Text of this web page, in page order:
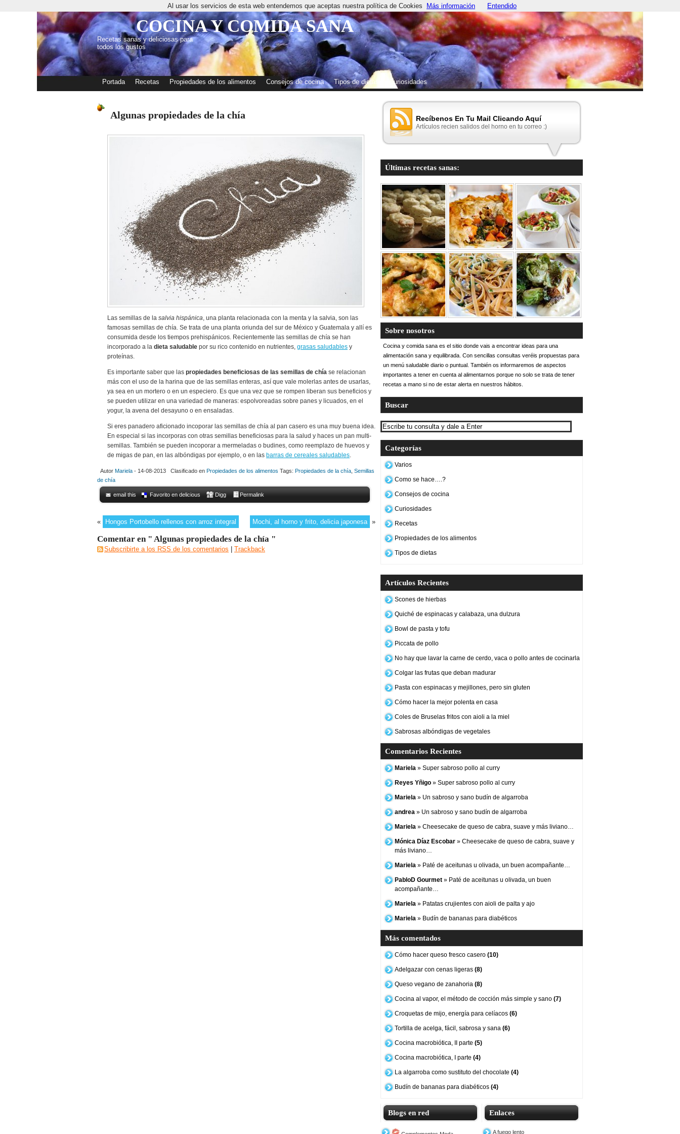
COCINA Y COMIDA SANA
Recetas sanas y deliciosas para
todos los gustos
Portada Recetas Propiedades de los alimentos Consejos de cocina Tipos de dietas Curiosidades
Algunas propiedades de la chía
Las semillas de la salvia hispánica, una planta relacionada con la menta y la salvia, son las
famosas semillas de chía. Se trata de una planta oriunda del sur de México y Guatemala y allí es
consumida desde los tiempos prehispánicos. Recientemente las semillas de chía se han
incorporado a la dieta saludable por su rico contenido en nutrientes, grasas saludables y
proteínas.
Es importante saber que las propiedades beneficiosas de las semillas de chía se relacionan
más con el uso de la harina que de las semillas enteras, así que vale molerlas antes de usarlas,
ya sea en un mortero o en un especiero. Es que una vez que se rompen liberan sus beneficios y
se pueden utilizar en una variedad de maneras: espolvoreadas sobre panes y licuados, en el
yogur, la avena del desayuno o en ensaladas.
Si eres panadero aficionado incoporar las semillas de chía al pan casero es una muy buena idea.
En especial si las incorporas con otras semillas beneficiosas para la salud y haces un pan multi-
semillas. También se pueden incoporar a mermeladas o budines, como reemplazo de huevos y
de migas de pan, en las albóndigas por ejemplo, o en las barras de cereales saludables.
Autor Mariela - 14-08-2013 Clasificado en Propiedades de los alimentos Tags: Propiedades de la chía Semillas
de chía
email this Favorito en delicious Digg Permalink
« Hongos Portobello rellenos con arroz integral Mochi, al horno y frito, delicia japonesa »
Comentar en " Algunas propiedades de la chía "
Subscribirte a los RSS de los comentarios Trackback
Recíbenos En Tu Mail Clicando Aquí
Artículos recien salidos del horno en tu correo :)
Últimas recetas sanas:
Sobre nosotros
Cocina y comida sana es el sitio donde vais a encontrar ideas para una
alimentación sana y equilibrada. Con sencillas consultas veréis propuestas para
un menú saludable diario o puntual. También os informaremos de aspectos
importantes a tener en cuenta al alimentarnos porque no solo se trata de tener
recetas a mano si no de estar alerta en nuestros hábitos.
Buscar
Categorías
Varios
Como se hace….?
Consejos de cocina
Curiosidades
Recetas
Propiedades de los alimentos
Tipos de dietas
Artículos Recientes
Scones de hierbas
Quiché de espinacas y calabaza, una dulzura
Bowl de pasta y tofu
Piccata de pollo
No hay que lavar la carne de cerdo, vaca o pollo antes de cocinarla
Colgar las frutas que deban madurar
Pasta con espinacas y mejillones, pero sin gluten
Cómo hacer la mejor polenta en casa
Coles de Bruselas fritos con aioli a la miel
Sabrosas albóndigas de vegetales
Comentarios Recientes
Mariela » Super sabroso pollo al curry
Reyes Yñigo » Super sabroso pollo al curry
Mariela » Un sabroso y sano budín de algarroba
andrea » Un sabroso y sano budín de algarroba
Mariela » Cheesecake de queso de cabra, suave y más liviano…
Mónica Díaz Escobar » Cheesecake de queso de cabra, suave y
más liviano…
Mariela » Paté de aceitunas u olivada, un buen acompañante…
PabloD Gourmet » Paté de aceitunas u olivada, un buen
acompañante…
Mariela » Patatas crujientes con aioli de palta y ajo
Mariela » Budín de bananas para diabéticos
Más comentados
Cómo hacer queso fresco casero (10)
Adelgazar con cenas ligeras (8)
Queso vegano de zanahoria (8)
Cocina al vapor, el método de cocción más simple y sano (7)
Croquetas de mijo, energía para celíacos (6)
Tortilla de acelga, fácil, sabrosa y sana (6)
Cocina macrobiótica, II parte (5)
Cocina macrobiótica, I parte (4)
La algarroba como sustituto del chocolate (4)
Budín de bananas para diabéticos (4)
Blogs en red Enlaces
A fuego lento
Al usar los servicios de esta web entendemos que aceptas nuestra política de Cookies Más información Entendido